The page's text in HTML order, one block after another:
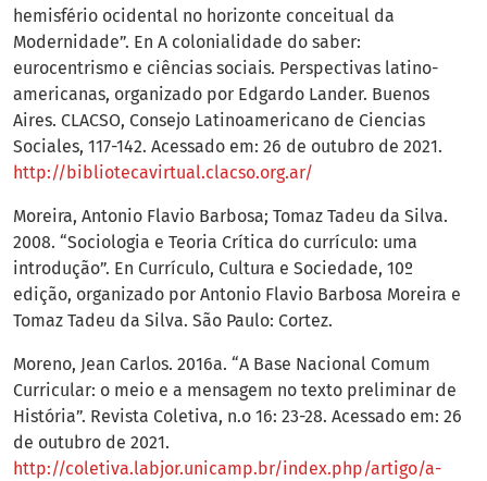
hemisfério ocidental no horizonte conceitual da
Modernidade”. En A colonialidade do saber:
eurocentrismo e ciências sociais. Perspectivas latino-
americanas, organizado por Edgardo Lander. Buenos
Aires. CLACSO, Consejo Latinoamericano de Ciencias
Sociales, 117-142. Acessado em: 26 de outubro de 2021.
http://bibliotecavirtual.clacso.org.ar/
Moreira, Antonio Flavio Barbosa; Tomaz Tadeu da Silva.
2008. “Sociologia e Teoria Crítica do currículo: uma
introdução”. En Currículo, Cultura e Sociedade, 10º
edição, organizado por Antonio Flavio Barbosa Moreira e
Tomaz Tadeu da Silva. São Paulo: Cortez.
Moreno, Jean Carlos. 2016a. “A Base Nacional Comum
Curricular: o meio e a mensagem no texto preliminar de
História”. Revista Coletiva, n.o 16: 23-28. Acessado em: 26
de outubro de 2021.
http://coletiva.labjor.unicamp.br/index.php/artigo/a-